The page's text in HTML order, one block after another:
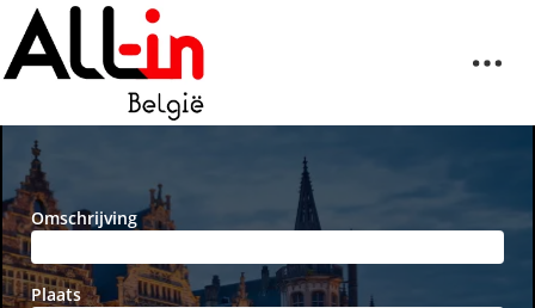
Omschrijving
Plaats